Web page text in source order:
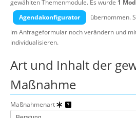
Über uns
Suche
gewählten Themenmodule. Es wurde 1
Agendakonfigurator
übernommen.
im Anfrageformular noch verändern und
individualisieren.
Art und Inhalt der
Maßnahme
Maßnahmenart